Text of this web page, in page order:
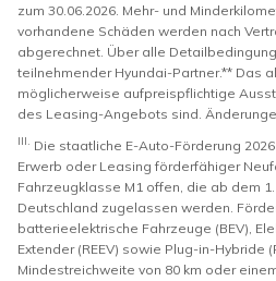
zum 30.06.2026. Mehr- und
vorhandene Schäden werden nach
abgerechnet. Über alle
teilnehmender Hyundai-Partner.** Das
möglicherweise aufpreispflichtige
des Leasing-Angebots sind.
III. Die staatliche E-Auto-Förderung
Erwerb oder Leasing förderfähiger
Fahrzeugklasse M1 offen, die ab dem
Deutschland zugelassen werden.
batterieelektrische Fahrzeuge (BEV),
Extender (REEV) sowie Plug-in-Hybride
Mindestreichweite von 80 km oder